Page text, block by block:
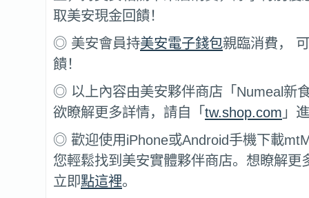
取美安現金回饋！
◎ 美安會員持美安電子錢包親臨消費，
饋！
◎ 以上內容由美安夥伴商店「Numeal新
欲瞭解更多詳情，請自「 tw.shop.com 」
◎ 歡迎使用iPhone或Android手機下載
您輕鬆找到美安實體夥伴商店。想瞭解更
立即點這裡。